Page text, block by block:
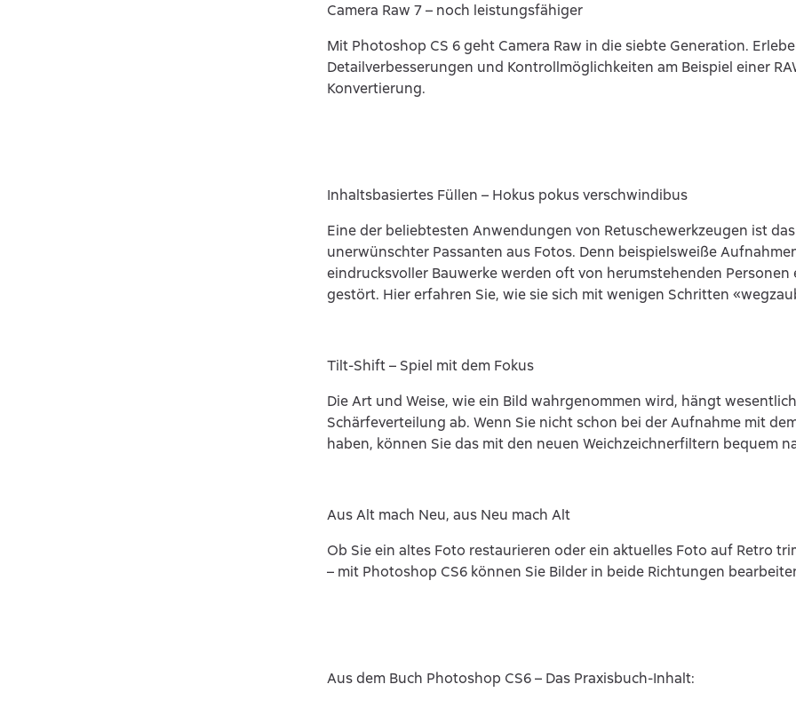
Camera Raw 7 – noch leistungsfähiger
Mit Photoshop CS 6 geht Camera Raw in die siebte Generation.
Detailverbesserungen und Kontrollmöglichkeiten am Beispiel einer
Konvertierung.
Inhaltsbasiertes Füllen – Hokus pokus verschwindibus
Eine der beliebtesten Anwendungen von Retuschewerkzeugen ist
unerwünschter Passanten aus Fotos. Denn beispielsweiße
eindrucksvoller Bauwerke werden oft von herumstehenden Personen
gestört. Hier erfahren Sie, wie sie sich mit wenigen Schritten
Tilt-Shift – Spiel mit dem Fokus
Die Art und Weise, wie ein Bild wahrgenommen wird, hängt
Schärfeverteilung ab. Wenn Sie nicht schon bei der Aufnahme mit
haben, können Sie das mit den neuen Weichzeichnerfiltern bequem
Aus Alt mach Neu, aus Neu mach Alt
Ob Sie ein altes Foto restaurieren oder ein aktuelles Foto auf Retro
– mit Photoshop CS6 können Sie Bilder in beide Richtungen
Aus dem Buch Photoshop CS6 – Das Praxisbuch-Inhalt: